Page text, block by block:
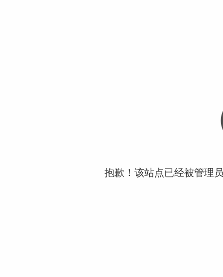
抱歉！该站点已经被管理